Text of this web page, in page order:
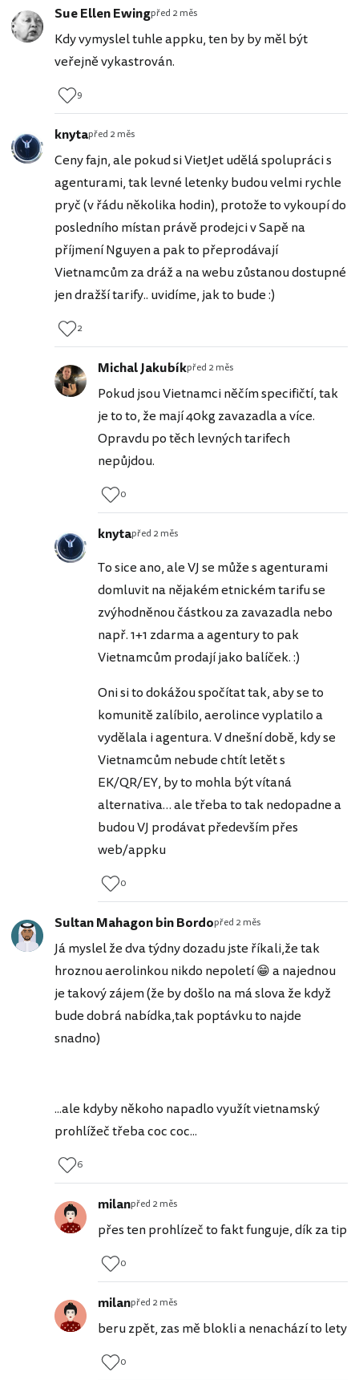
Sue Ellen Ewingpřed 2 měs
Kdy vymyslel tuhle appku, ten by by měl být
veřejně vykastrován.
9
knytapřed 2 měs
Ceny fajn, ale pokud si VietJet udělá spolupráci s
agenturami, tak levné letenky budou velmi rychle
pryč (v řádu několika hodin), protože to vykoupí do
posledního místan právě prodejci v Sapě na
příjmení Nguyen a pak to přeprodávají
Vietnamcům za dráž a na webu zůstanou dostupné
jen dražší tarify.. uvidíme, jak to bude :)
2
Michal Jakubíkpřed 2 měs
Pokud jsou Vietnamci něčím specifičtí, tak
je to to, že mají 40kg zavazadla a více.
Opravdu po těch levných tarifech
nepůjdou.
0
knytapřed 2 měs
To sice ano, ale VJ se může s agenturami
domluvit na nějakém etnickém tarifu se
zvýhodněnou částkou za zavazadla nebo
např. 1+1 zdarma a agentury to pak
Vietnamcům prodají jako balíček. :)
Oni si to dokážou spočítat tak, aby se to
komunitě zalíbilo, aerolince vyplatilo a
vydělala i agentura. V dnešní době, kdy se
Vietnamcům nebude chtít letět s
EK/QR/EY, by to mohla být vítaná
alternativa… ale třeba to tak nedopadne a
budou VJ prodávat především přes
web/appku
0
Sultan Mahagon bin Bordopřed 2 měs
Já myslel že dva týdny dozadu jste říkali,že tak
hroznou aerolinkou nikdo nepoletí 😁 a najednou
je takový zájem (že by došlo na má slova že když
bude dobrá nabídka,tak poptávku to najde
snadno)
...ale kdyby někoho napadlo využít vietnamský
prohlížeč třeba coc coc...
6
milanpřed 2 měs
přes ten prohlízeč to fakt funguje, dík za tip
0
milanpřed 2 měs
beru zpět, zas mě blokli a nenachází to lety
0